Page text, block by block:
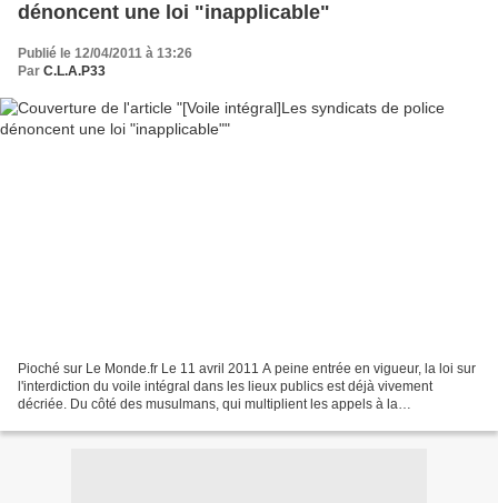
dénoncent une loi "inapplicable"
Publié le 12/04/2011 à 13:26
Par C.L.A.P33
Pioché sur Le Monde.fr Le 11 avril 2011 A peine entrée en vigueur, la loi sur
l'interdiction du voile intégral dans les lieux publics est déjà vivement
décriée. Du côté des musulmans, qui multiplient les appels à la